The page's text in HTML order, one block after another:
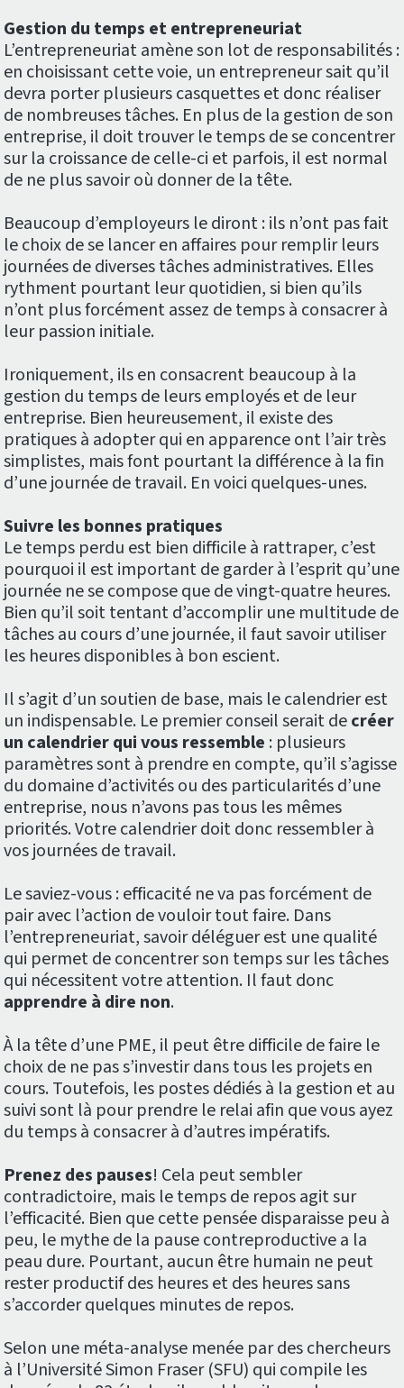
Gestion du temps et entrepreneuriat
L’entrepreneuriat amène son lot de responsabilités :
en choisissant cette voie, un entrepreneur sait qu’il
devra porter plusieurs casquettes et donc réaliser
de nombreuses tâches. En plus de la gestion de son
entreprise, il doit trouver le temps de se concentrer
sur la croissance de celle-ci et parfois, il est normal
de ne plus savoir où donner de la tête.
Beaucoup d’employeurs le diront : ils n’ont pas fait
le choix de se lancer en affaires pour remplir leurs
journées de diverses tâches administratives. Elles
rythment pourtant leur quotidien, si bien qu’ils
n’ont plus forcément assez de temps à consacrer à
leur passion initiale.
Ironiquement, ils en consacrent beaucoup à la
gestion du temps de leurs employés et de leur
entreprise. Bien heureusement, il existe des
pratiques à adopter qui en apparence ont l’air très
simplistes, mais font pourtant la différence à la fin
d’une journée de travail. En voici quelques-unes.
Suivre les bonnes pratiques
Le temps perdu est bien difficile à rattraper, c’est
pourquoi il est important de garder à l’esprit qu’une
journée ne se compose que de vingt-quatre heures.
Bien qu’il soit tentant d’accomplir une multitude de
tâches au cours d’une journée, il faut savoir utiliser
les heures disponibles à bon escient.
Il s’agit d’un soutien de base, mais le calendrier est
un indispensable. Le premier conseil serait decréer
un calendrier qui vous ressemble : plusieurs
paramètres sont à prendre en compte, qu’il s’agisse
du domaine d’activités ou des particularités d’une
entreprise, nous n’avons pas tous les mêmes
priorités. Votre calendrier doit donc ressembler à
vos journées de travail.
Le saviez-vous : efficacité ne va pas forcément de
pair avec l’action de vouloir tout faire. Dans
l’entrepreneuriat, savoir déléguer est une qualité
qui permet de concentrer son temps sur les tâches
qui nécessitent votre attention. Il faut donc
apprendre à dire non.
À la tête d’une PME, il peut être difficile de faire le
choix de ne pas s’investir dans tous les projets en
cours. Toutefois, les postes dédiés à la gestion et au
suivi sont là pour prendre le relai afin que vous ayez
du temps à consacrer à d’autres impératifs.
Prenez des pauses! Cela peut sembler
contradictoire, mais le temps de repos agit sur
l’efficacité. Bien que cette pensée disparaisse peu à
peu, le mythe de la pause contreproductive a la
peau dure. Pourtant, aucun être humain ne peut
rester productif des heures et des heures sans
s’accorder quelques minutes de repos.
Selon une méta-analyse menée par des chercheurs
à l’Université Simon Fraser (SFU) qui compile les